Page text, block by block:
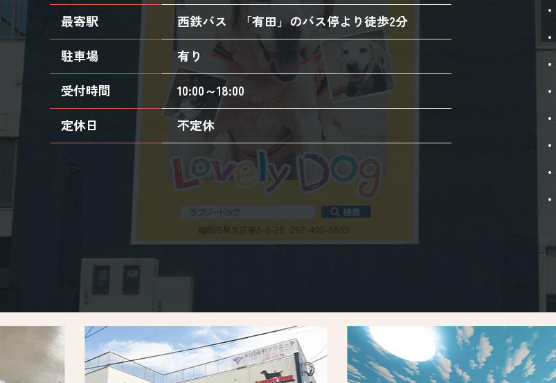
最寄駅
西鉄バス 「有田」のバス停より徒歩2分
駐車場
有り
受付時間
10:00～18:00
定休日
不定休